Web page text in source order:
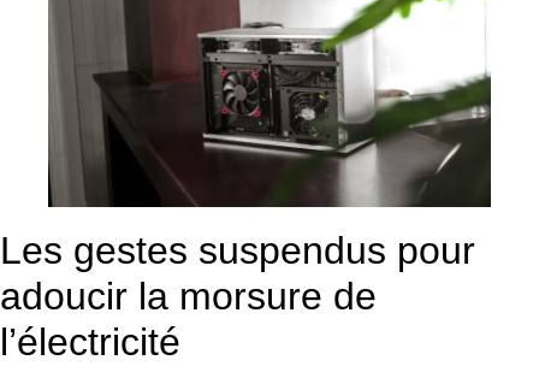
Les gestes suspendus pour
adoucir la morsure de
l’électricité